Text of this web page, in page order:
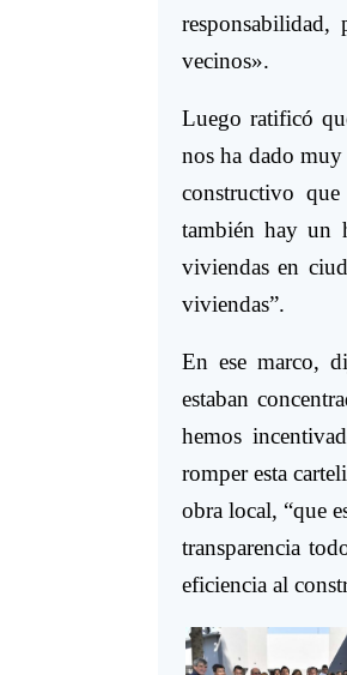
vecinos».
Luego ratificó
nos ha dado
constructivo
también hay un
viviendas en
viviendas”.
En ese marco,
estaban
hemos
romper esta
obra local, “que
transparencia
eficiencia al